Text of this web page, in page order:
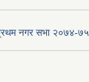
नगर सभा २०७४-७५